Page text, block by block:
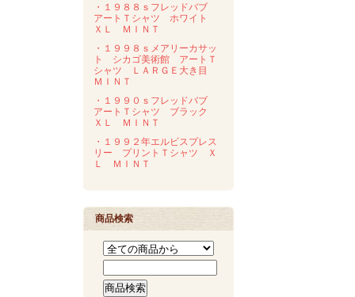
・１９８８ｓフレッドバブ
アートＴシャツ ホワイト
ＸＬ ＭＩＮＴ
・１９９８ｓメアリーカサッ
ト シカゴ美術館 アートＴ
シャツ ＬＡＲＧＥ大き目
ＭＩＮＴ
・１９９０ｓフレッドバブ
アートＴシャツ ブラック
ＸＬ ＭＩＮＴ
・１９９２年エルビスプレス
リー プリントＴシャツ Ｘ
Ｌ ＭＩＮＴ
商品検索